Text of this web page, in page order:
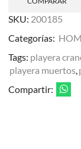
SKU: 200185
Categorías:
Tags: playera
playera muertos,
Compartir: